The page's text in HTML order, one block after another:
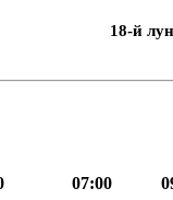
18-й
07:00